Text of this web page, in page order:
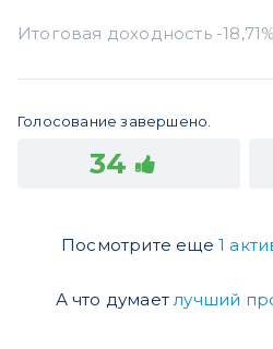
Голосование завершено.
34
Посмотрите еще 1
А что думаетлучший